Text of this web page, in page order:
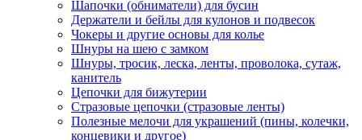
Шапочки (обниматели) для бусин
Держатели и бейлы для кулонов и подвесок
Чокеры и другие основы для колье
Шнуры на шею с замком
Шнуры, тросик, леска, ленты, проволока, сутаж,
канитель
Цепочки для бижутерии
Стразовые цепочки (стразовые ленты)
Полезные мелочи для украшений (пины, колечки,
концевики и другое)